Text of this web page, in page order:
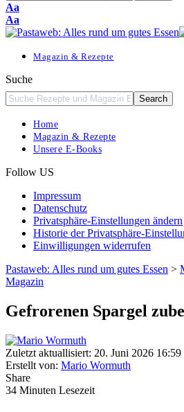
Font
Resizer
Aa
Font
Resizer
Aa
Magazin & Rezepte
Suche
Home
Magazin & Rezepte
Unsere E-Books
Follow US
Impressum
Datenschutz
Privatsphäre-Einstellungen ändern
Historie der Privatsphäre-
Einwilligungen widerrufen
Pastaweb: Alles rund um gutes Essen >
Magazin
Gefrorenen Spargel
Zuletzt aktuallisiert: 20. Juni 2026 16:59
Erstellt von: Mario Wormuth
Share
34 Minuten Lesezeit